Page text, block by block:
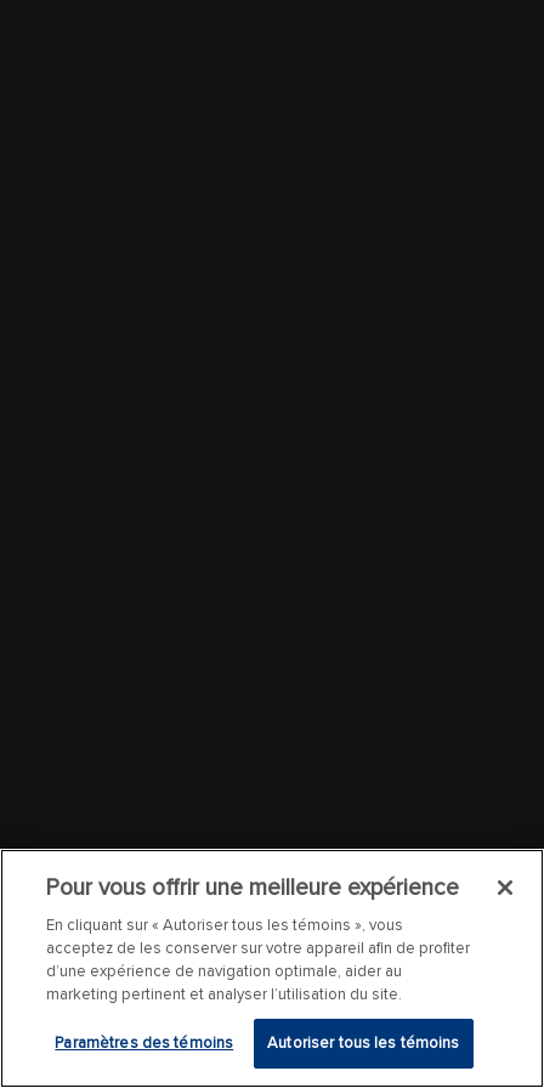
Pour vous offrir une meilleure expérience
En cliquant sur « Autoriser tous les témoins », vous
acceptez de les conserver sur votre appareil afin de profiter
d’une expérience de navigation optimale, aider au
marketing pertinent et analyser l’utilisation du site.
Paramètres des témoins Autoriser tous les témoins